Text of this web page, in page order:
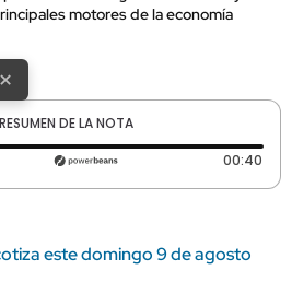
motores de la economía
×
DE LA NOTA
transcurrido: 0 segundos 00:40
este domingo 9 de agosto